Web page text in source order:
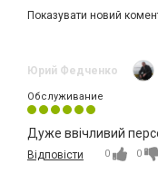
Показувати новий
Юрий Федченко
Обслуживание
Дуже ввічливий
Відповісти 0 0